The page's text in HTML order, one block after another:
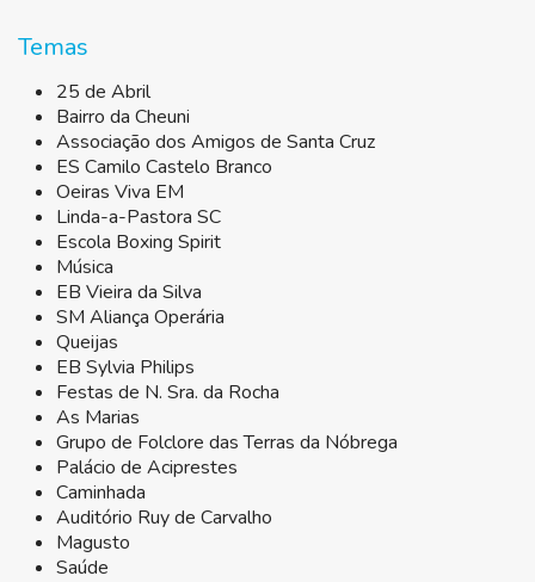
Temas
25 de Abril
Bairro da Cheuni
Associação dos Amigos de Santa Cruz
ES Camilo Castelo Branco
Oeiras Viva EM
Linda-a-Pastora SC
Escola Boxing Spirit
Música
EB Vieira da Silva
SM Aliança Operária
Queijas
EB Sylvia Philips
Festas de N. Sra. da Rocha
As Marias
Grupo de Folclore das Terras da Nóbrega
Palácio de Aciprestes
Caminhada
Auditório Ruy de Carvalho
Magusto
Saúde